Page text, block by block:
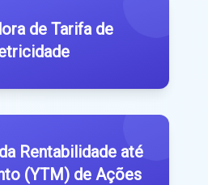
de Tarifa de
Rentabilidade até
(YTM) de Ações